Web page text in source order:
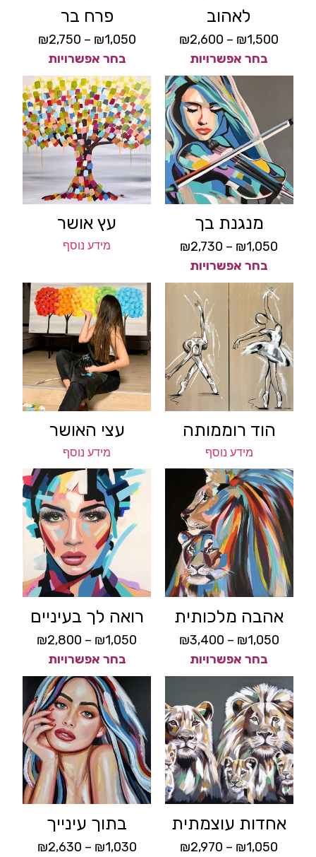
לאהוב
₪1,500
–
₪2,600
בחר אפשרויות
פרח בר
₪1,050
–
₪2,750
בחר אפשרויות
מנגנת בך
₪1,050
–
₪2,730
בחר אפשרויות
עץ אושר
מידע נוסף
הוד רוממותה
מידע נוסף
עצי האושר
מידע נוסף
אהבה מלכותית
₪1,050
–
₪3,400
בחר אפשרויות
רואה לך בעיניים
₪1,050
–
₪2,800
בחר אפשרויות
אחדות עוצמתית
₪1,050
–
₪2,970
בתוך עינייך
₪1,030
–
₪2,630